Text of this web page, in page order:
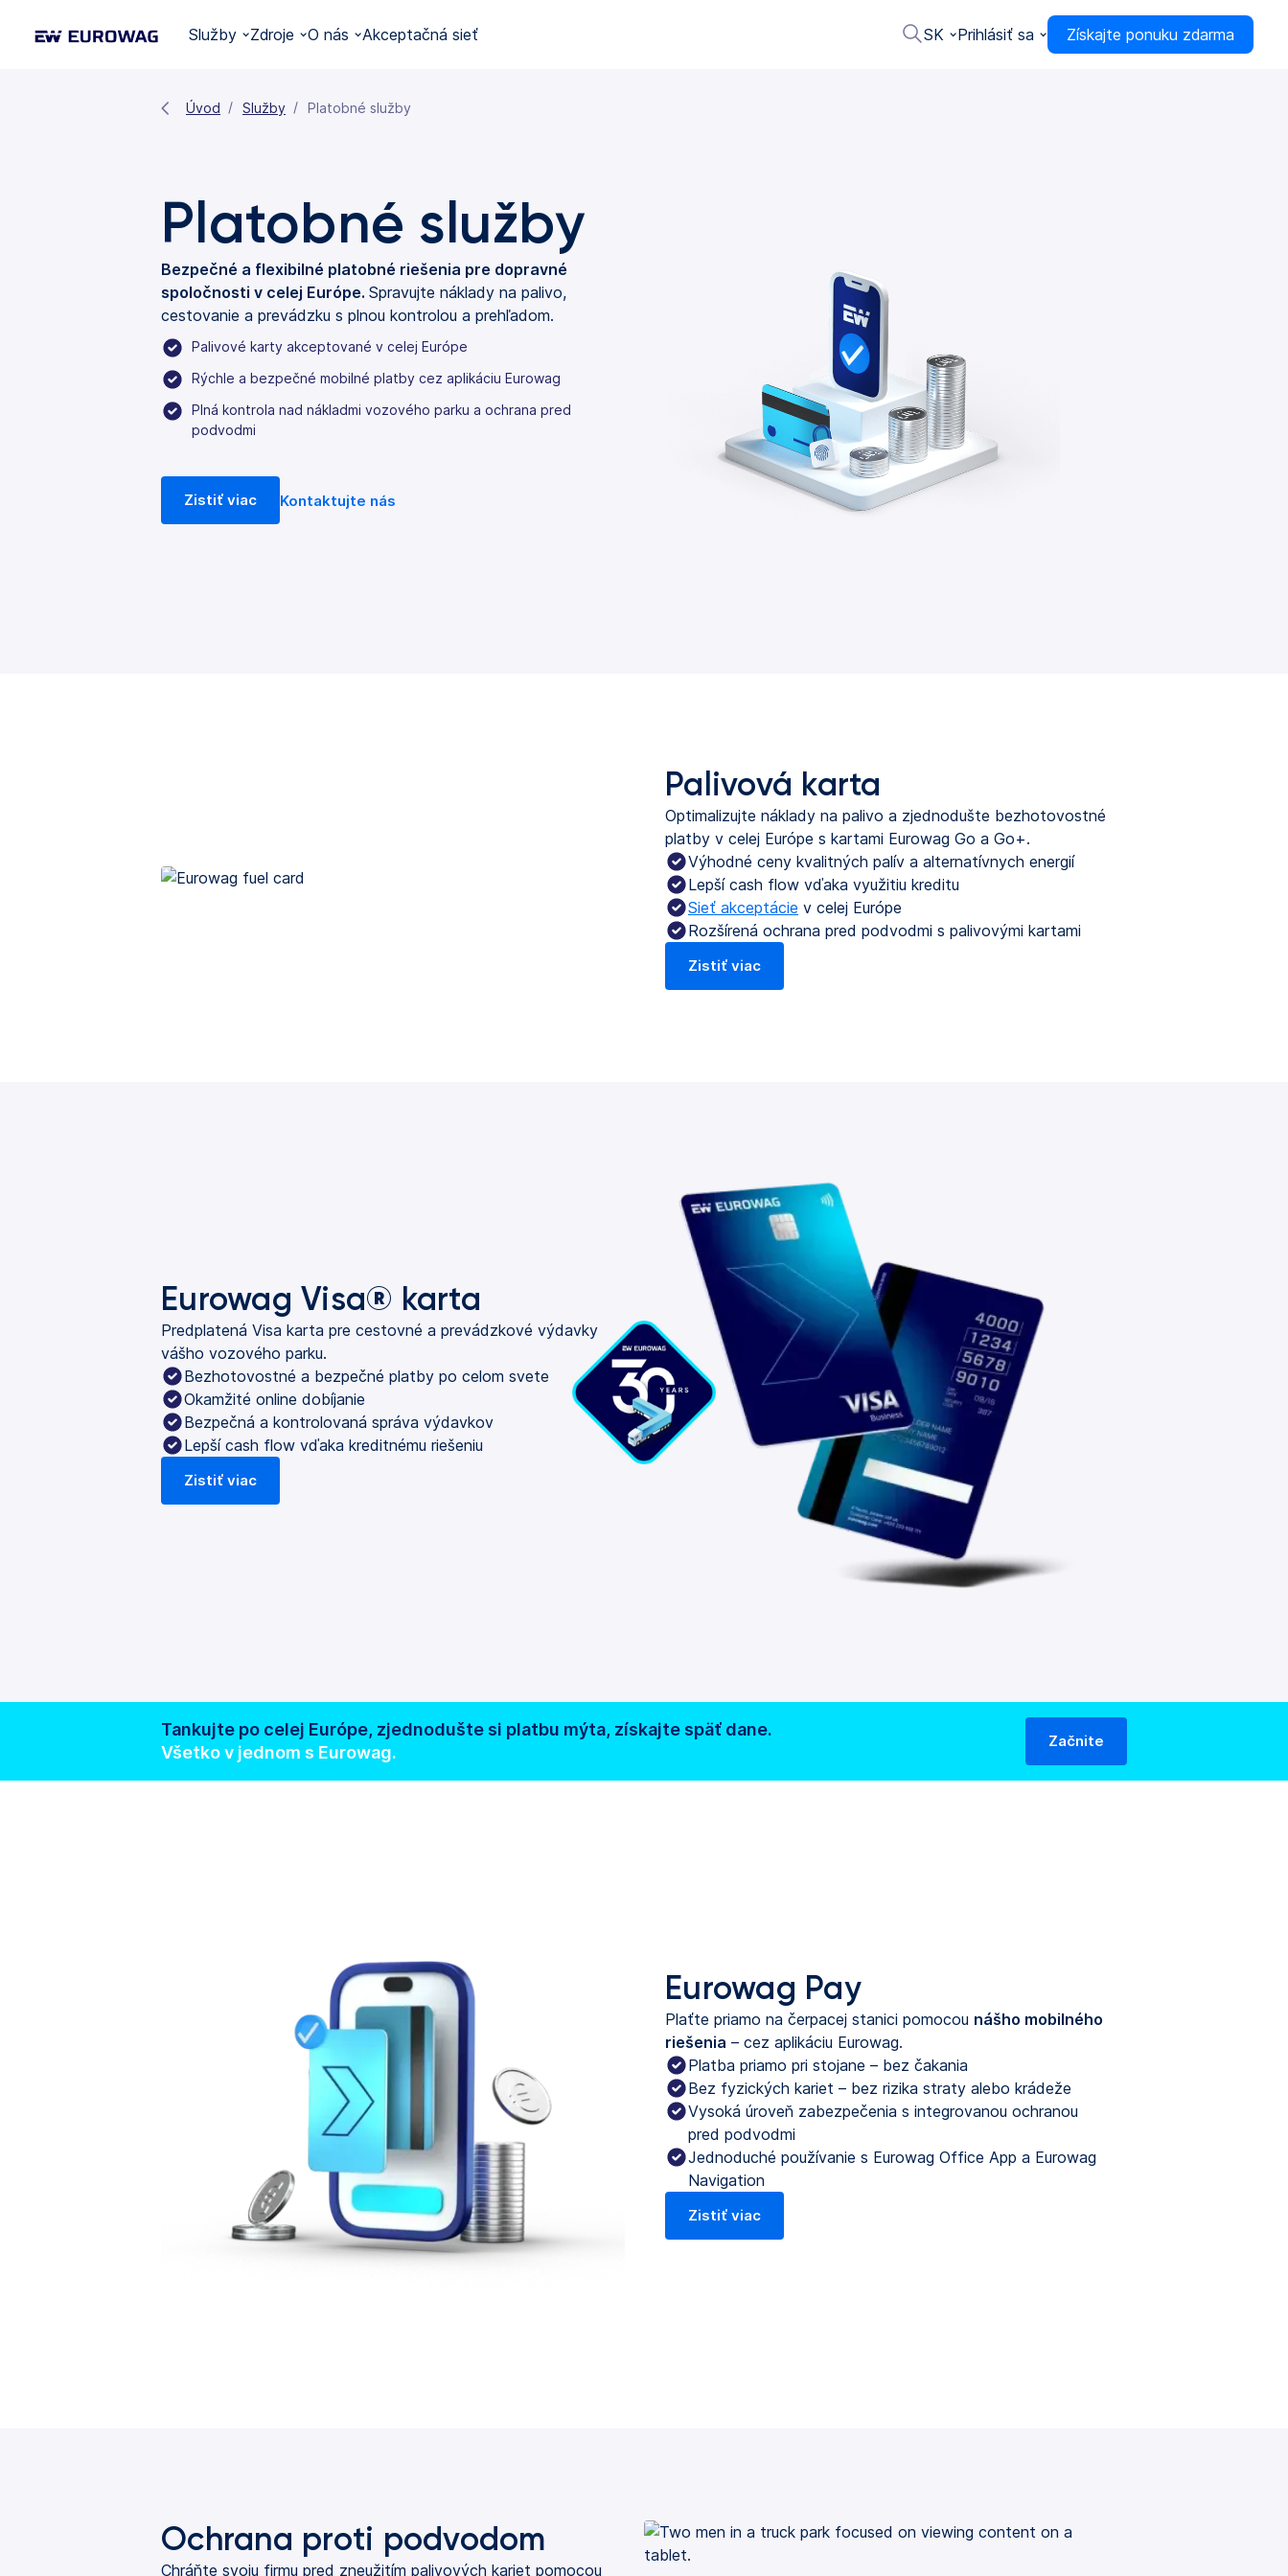
Služby Zdroje O nás Akceptačná sieť SK Prihlásiť sa Získajte ponuku zdarma
Úvod Služby Platobné služby
Platobné služby
Bezpečné a flexibilné platobné riešenia pre dopravné
spoločnosti v celej Európe. Spravujte náklady na palivo,
cestovanie a prevádzku s plnou kontrolou a prehľadom.
Palivové karty akceptované v celej Európe
Rýchle a bezpečné mobilné platby cez aplikáciu Eurowag
Plná kontrola nad nákladmi vozového parku a ochrana pred
podvodmi
Zistiť viac Kontaktujte nás
Palivová karta
Optimalizujte náklady na palivo a zjednodušte bezhotovostné
platby v celej Európe s kartami Eurowag Go a Go+.
Výhodné ceny kvalitných palív a alternatívnych energií
Lepší cash flow vďaka využitiu kreditu
Sieť akceptácie v celej Európe
Rozšírená ochrana pred podvodmi s palivovými kartami
Zistiť viac
Eurowag Visa® karta
Predplatená Visa karta pre cestovné a prevádzkové výdavky
vášho vozového parku.
Bezhotovostné a bezpečné platby po celom svete
Okamžité online dobíjanie
Bezpečná a kontrolovaná správa výdavkov
Lepší cash flow vďaka kreditnému riešeniu
Zistiť viac
Tankujte po celej Európe, zjednodušte si platbu mýta, získajte späť dane.
Všetko v jednom s Eurowag.
Začnite
Eurowag Pay
Plaťte priamo na čerpacej stanici pomocou nášho mobilného
riešenia – cez aplikáciu Eurowag.
Platba priamo pri stojane – bez čakania
Bez fyzických kariet – bez rizika straty alebo krádeže
Vysoká úroveň zabezpečenia s integrovanou ochranou
pred podvodmi
Jednoduché používanie s Eurowag Office App a Eurowag
Navigation
Zistiť viac
Ochrana proti podvodom
Chráňte svoju firmu pred zneužitím palivových kariet pomocou